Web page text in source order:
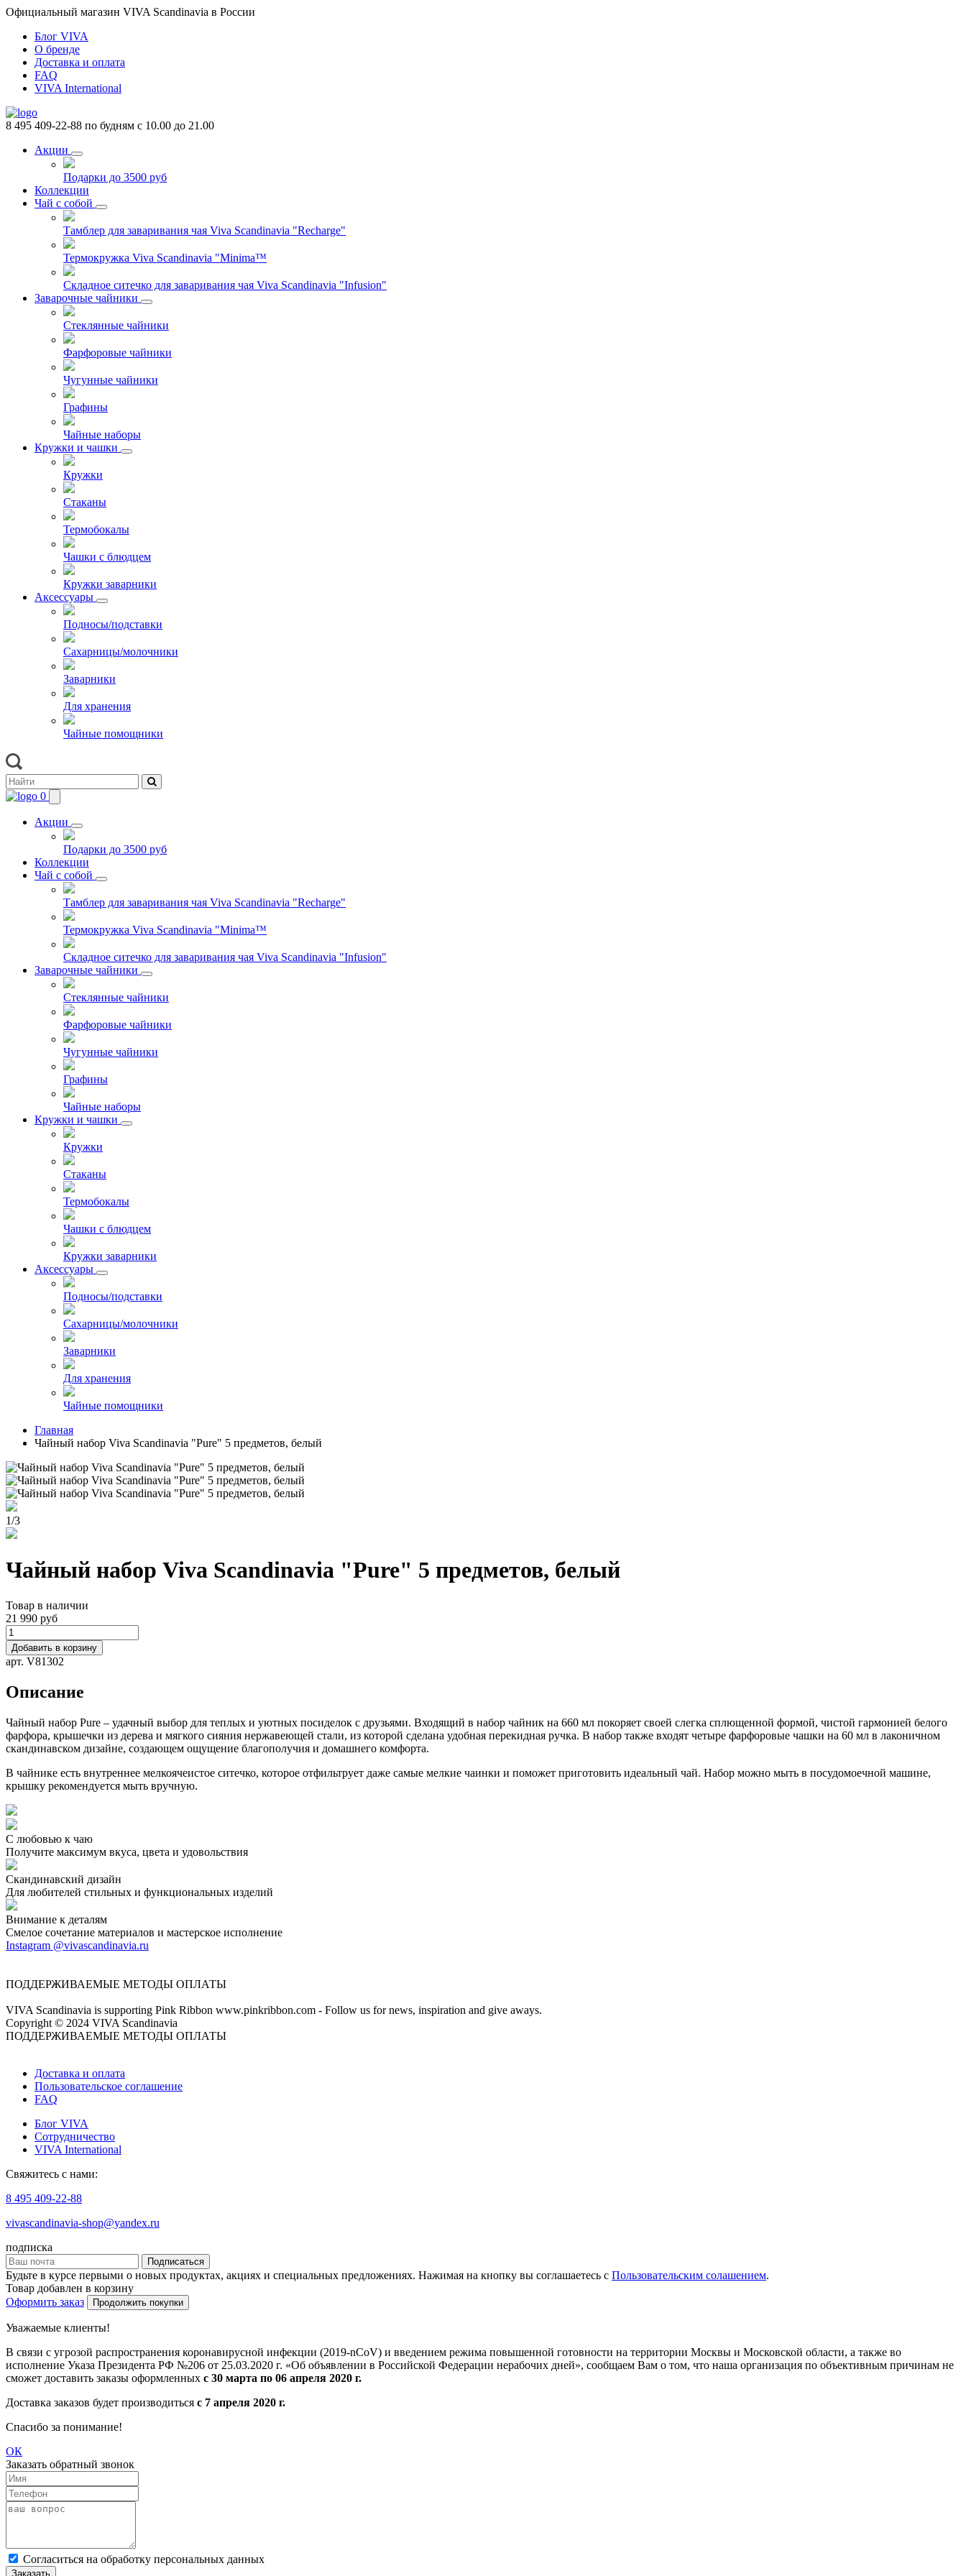
Официальный магазин VIVA Scandinavia в России
Блог VIVA
О бренде
Доставка и оплата
FAQ
VIVA International
8 495 409-22-88 по будням с 10.00 до 21.00
Акции
Подарки до 3500 руб
Коллекции
Чай с собой
Тамблер для заваривания чая Viva Scandinavia "Recharge"
Термокружка Viva Scandinavia "Minima™
Складное ситечко для заваривания чая Viva Scandinavia "Infusion"
Заварочные чайники
Стеклянные чайники
Фарфоровые чайники
Чугунные чайники
Графины
Чайные наборы
Кружки и чашки
Кружки
Стаканы
Термобокалы
Чашки с блюдцем
Кружки заварники
Аксессуары
Подносы/подставки
Сахарницы/молочники
Заварники
Для хранения
Чайные помощники
0
Акции
Подарки до 3500 руб
Коллекции
Чай с собой
Тамблер для заваривания чая Viva Scandinavia "Recharge"
Термокружка Viva Scandinavia "Minima™
Складное ситечко для заваривания чая Viva Scandinavia "Infusion"
Заварочные чайники
Стеклянные чайники
Фарфоровые чайники
Чугунные чайники
Графины
Чайные наборы
Кружки и чашки
Кружки
Стаканы
Термобокалы
Чашки с блюдцем
Кружки заварники
Аксессуары
Подносы/подставки
Сахарницы/молочники
Заварники
Для хранения
Чайные помощники
Главная
Чайный набор Viva Scandinavia "Pure" 5 предметов, белый
1/3
Чайный набор Viva Scandinavia "Pure" 5 предметов, белый
Товар в наличии
21 990 руб
Добавить в корзину
арт. V81302
Описание
Чайный набор Pure – удачный выбор для теплых и уютных посиделок с друзьями. Входящий в набор чайник на 660 мл покоряет своей слегка сплющенной формой, чистой гармонией белого
фарфора, крышечки из дерева и мягкого сияния нержавеющей стали, из которой сделана удобная перекидная ручка. В набор также входят четыре фарфоровые чашки на 60 мл в лаконичном
скандинавском дизайне, создающем ощущение благополучия и домашнего комфорта.
В чайнике есть внутреннее мелкоячеистое ситечко, которое отфильтрует даже самые мелкие чаинки и поможет приготовить идеальный чай. Набор можно мыть в посудомоечной машине,
крышку рекомендуется мыть вручную.
С любовью к чаю
Получите максимум вкуса, цвета и удовольствия
Скандинавский дизайн
Для любителей стильных и функциональных изделий
Внимание к деталям
Смелое сочетание материалов и мастерское исполнение
Instagram @vivascandinavia.ru
ПОДДЕРЖИВАЕМЫЕ МЕТОДЫ ОПЛАТЫ
VIVA Scandinavia is supporting Pink Ribbon www.pinkribbon.com - Follow us for news, inspiration and give aways.
Copyright © 2024 VIVA Scandinavia
ПОДДЕРЖИВАЕМЫЕ МЕТОДЫ ОПЛАТЫ
Доставка и оплата
Пользовательское соглашение
FAQ
Блог VIVA
Сотрудничество
VIVA International
Свяжитесь с нами:
8 495 409-22-88
vivascandinavia-shop@yandex.ru
подписка
Подписаться
Будьте в курсе первыми о новых продуктах, акциях и специальных предложениях. Нажимая на кнопку вы соглашаетесь с Пользовательским солашением.
Товар добавлен в корзину
Оформить заказ
Продолжить покупки
Уважаемые клиенты!
В связи с угрозой распространения коронавирусной инфекции (2019-nCoV) и введением режима повышенной готовности на территории Москвы и Московской области, а также во
исполнение Указа Президента РФ №206 от 25.03.2020 г. «Об объявлении в Российской Федерации нерабочих дней», сообщаем Вам о том, что наша организация по объективным причинам не
сможет доставить заказы оформленных с 30 марта по 06 апреля 2020 г.
Доставка заказов будет производиться с 7 апреля 2020 г.
Спасибо за понимание!
ОК
Заказать обратный звонок
Cогласиться на обработку персональных данных
Заказать